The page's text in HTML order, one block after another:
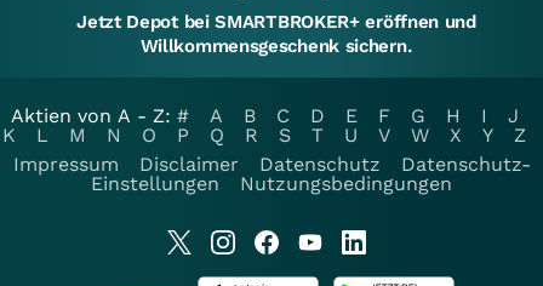
Jetzt Depot bei SMARTBROKER+ eröffnen und
Willkommensgeschenk sichern.
Aktien von A - Z: # A B C D E F G H I
J
K
L M N O P Q R S T U V W X Y
Z
Impressum
Disclaimer Datenschutz
Datenschutz-
Einstellungen
Nutzungsbedingungen